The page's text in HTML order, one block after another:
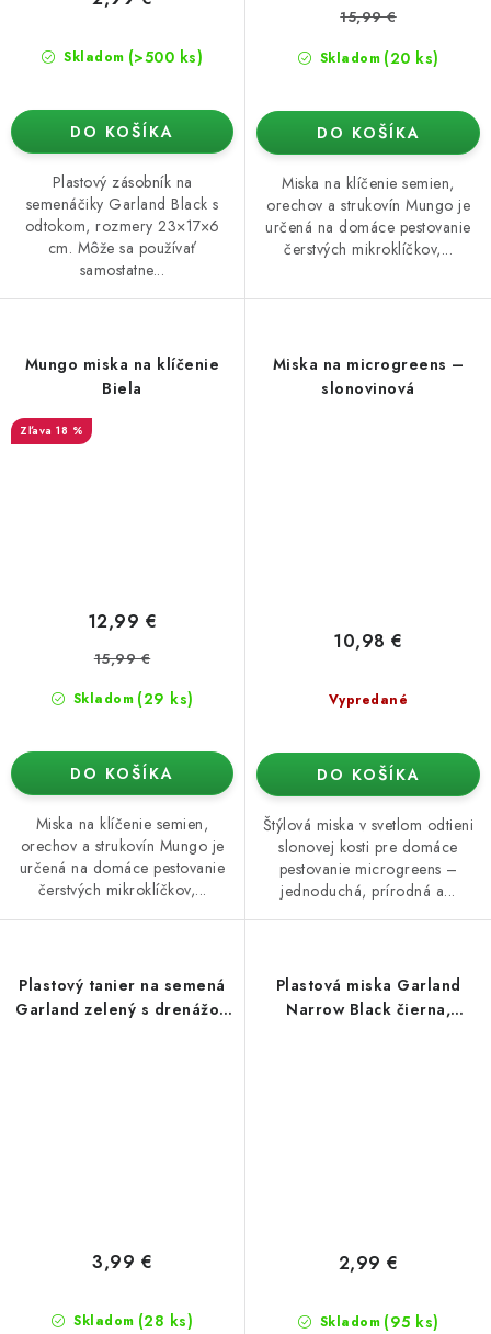
Skladom (>500 ks)
DO KOŠÍKA
Plastový zásobník na
semenáčiky Garland Black s
odtokom, rozmery 23×17×6
cm. Môže sa používať
samostatne...
Skladom (20 ks)
15,99 €
DO KOŠÍKA
Miska na klíčenie semien,
orechov a strukovín Mungo je
určená na domáce pestovanie
čerstvých mikroklíčkov,...
Mungo miska na klíčenie
Biela
18 %
Skladom (29 ks)
12,99 €
15,99 €
DO KOŠÍKA
Miska na klíčenie semien,
orechov a strukovín Mungo je
určená na domáce pestovanie
čerstvých mikroklíčkov,...
Miska na microgreens –
slonovinová
Vypredané
10,98 €
DO KOŠÍKA
Štýlová miska v svetlom odtieni
slonovej kosti pre domáce
pestovanie microgreens –
jednoduchá, prírodná a...
Plastový tanier na semená
Garland zelený s drenážou
Skladom (28 ks)
3,99 €
Plastová miska Garland
Narrow Black čierna,
Skladom (95 ks)
2,99 €